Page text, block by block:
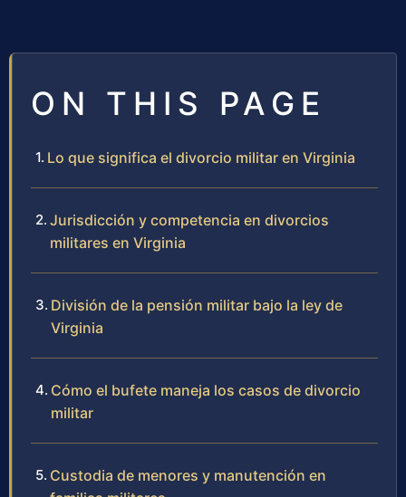
ON THIS PAGE
Lo que significa el divorcio militar en Virginia
Jurisdicción y competencia en divorcios
militares en Virginia
División de la pensión militar bajo la ley de
Virginia
Cómo el bufete maneja los casos de divorcio
militar
Custodia de menores y manutención en